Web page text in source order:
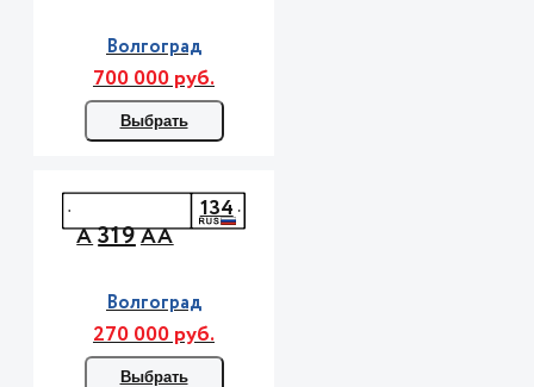
Волгоград
700 000 руб.
Выбрать
А319АА
134
Волгоград
270 000 руб.
Выбрать